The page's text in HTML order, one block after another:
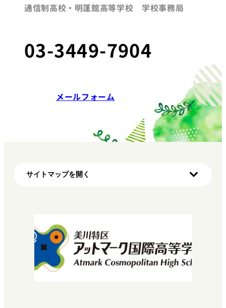
通信制高校・明蓬館高等学校 学校事務局
03-3449-7904
メールフォーム
サイトマップを開く
初めての方へ（明蓬館高校の特徴）
学び方
マイプロ
先生・コーチについて